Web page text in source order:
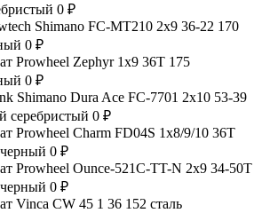
0 ₽
Shimano FC-MT210 2x9 36-22 170
0 ₽
Prowheel Zephyr 1x9 36T 175
0 ₽
Shimano Dura Ace FC-7701 2x10 53-39
серебристый 0 ₽
Prowheel Charm FD04S 1x8/9/10 36T
0 ₽
Prowheel Ounce-521C-TT-N 2x9 34-50T
0 ₽
Vinca CW 45 1 36 152 сталь